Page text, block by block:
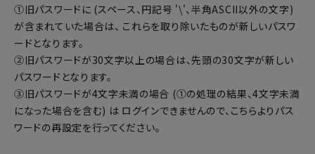
①旧パスワードに (スペース、円記号 '\'、半角ASCII以外の文字)
が含まれていた場合は、 これらを取り除いたものが新しいパスワ
ードとなります。
②旧パスワードが30文字以上の場合は、先頭の30文字が新しい
パスワードとなります。
③旧パスワードが4文字未満の場合 (①の処理の結果、4文字未満
になった場合を含む) は ログインできませんので、 こちらよりパス
ワードの再設定を行ってください。